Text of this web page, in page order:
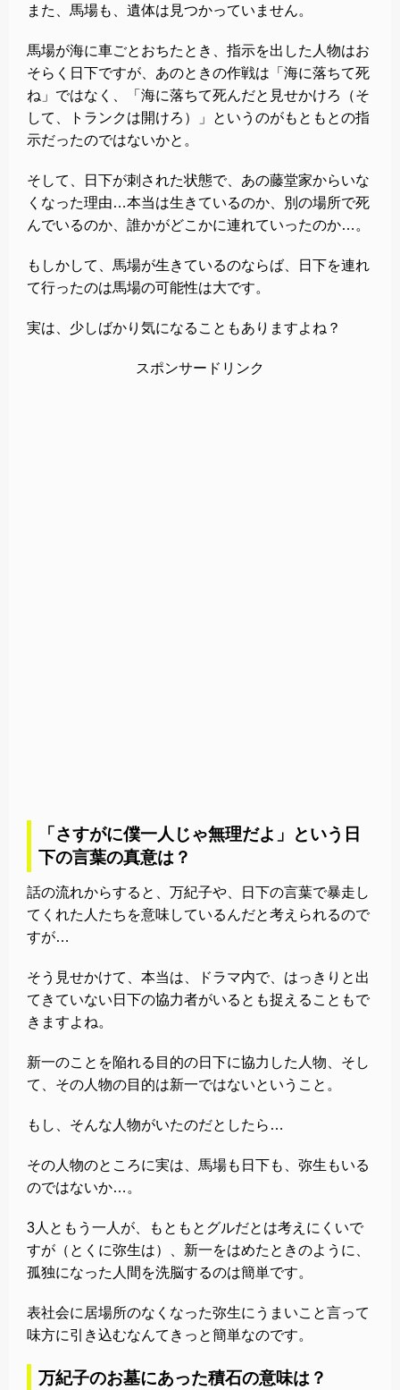
また、馬場も、遺体は見つかっていません。
馬場が海に車ごとおちたとき、指示を出した人物はお
そらく日下ですが、あのときの作戦は「海に落ちて死
ね」ではなく、「海に落ちて死んだと見せかけろ（そ
して、トランクは開けろ）」というのがもともとの指
示だったのではないかと。
そして、日下が刺された状態で、あの藤堂家からいな
くなった理由…本当は生きているのか、別の場所で死
んでいるのか、誰かがどこかに連れていったのか…。
もしかして、馬場が生きているのならば、日下を連れ
て行ったのは馬場の可能性は大です。
実は、少しばかり気になることもありますよね？
スポンサードリンク
「さすがに僕一人じゃ無理だよ」という日
下の言葉の真意は？
話の流れからすると、万紀子や、日下の言葉で暴走し
てくれた人たちを意味しているんだと考えられるので
すが…
そう見せかけて、本当は、ドラマ内で、はっきりと出
てきていない日下の協力者がいるとも捉えることもで
きますよね。
新一のことを陥れる目的の日下に協力した人物、そし
て、その人物の目的は新一ではないということ。
もし、そんな人物がいたのだとしたら…
その人物のところに実は、馬場も日下も、弥生もいる
のではないか…。
3人ともう一人が、もともとグルだとは考えにくいで
すが（とくに弥生は）、新一をはめたときのように、
孤独になった人間を洗脳するのは簡単です。
表社会に居場所のなくなった弥生にうまいこと言って
味方に引き込むなんてきっと簡単なのです。
万紀子のお墓にあった積石の意味は？